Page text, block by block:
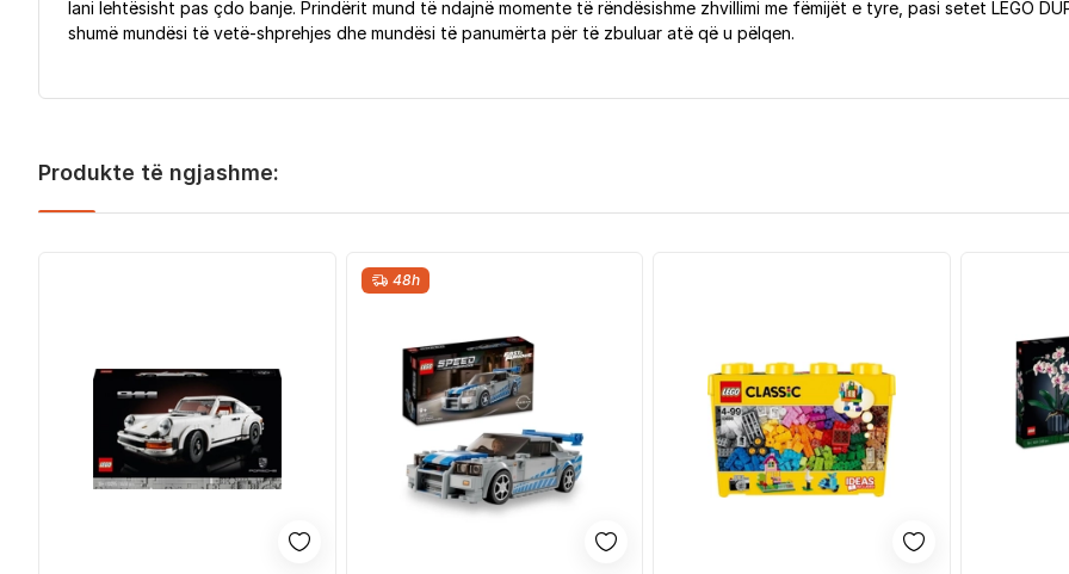
lani lehtësisht pas çdo banje. Prindërit mund të ndajnë momente të rëndësishme zhvillimi me fëmijët e tyre, pasi setet LEGO
shumë mundësi të vetë-shprehjes dhe mundësi të panumërta për të zbuluar atë që u pëlqen.
Produkte të ngjashme:
48h